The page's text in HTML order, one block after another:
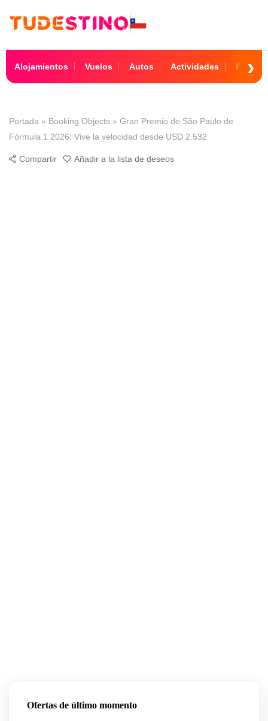
Alojamientos Vuelos Autos Actividades
Portada » Booking Objects » Gran Premio de São Paulo de
Fórmula 1 2026: Vive la velocidad desde USD 2.532
Compartir Añadir a la lista de deseos
Ofertas de último momento